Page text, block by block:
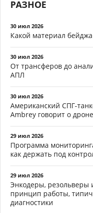
РАЗНОЕ
30 июл 2026
Какой материал
30 июл 2026
От трансферов до
АПЛ
30 июл 2026
Американский СПГ-
Ambrey говорит о
29 июл 2026
Программа
как держать под
29 июл 2026
Энкодеры, резольверы
принцип работы,
диагностики